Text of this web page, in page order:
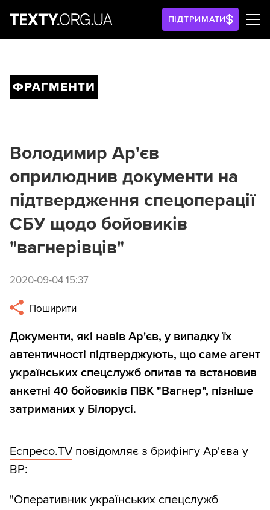
ПІДТРИМАТИ
ФРАГМЕНТИ
Володимир Ар'єв
оприлюднив документи на
підтвердження спецоперації
СБУ щодо бойовиків
"вагнерівців"
2020-09-04 15:37
Поширити
Документи, які навів Ар'єв, у випадку їх
автентичності підтверджують, що саме агент
українських спецслужб опитав та встановив
анкетні 40 бойовиків ПВК "Вагнер", пізніше
затриманих у Білорусі.
Еспресо.TV повідомляє з брифінгу Ар'єва у
ВР:
"Оперативник українських спецслужб